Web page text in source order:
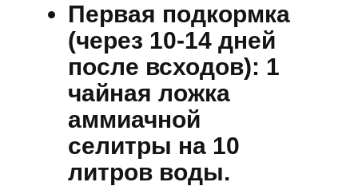
Первая подкормка
(через 10-14 дней
после всходов): 1
чайная ложка
аммиачной
селитры на 10
литров воды.